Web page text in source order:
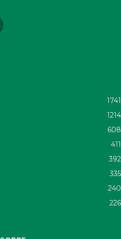
1741
1214
608
411
392
335
240
226